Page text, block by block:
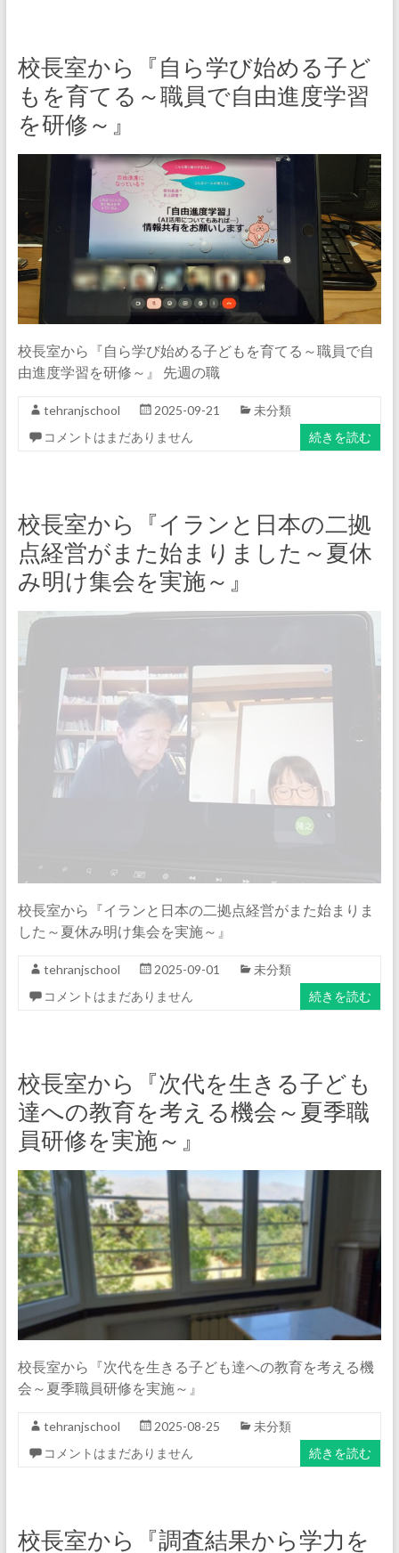
校長室から『自ら学び始める子ど
もを育てる～職員で自由進度学習
を研修～』
校長室から『自ら学び始める子どもを育てる～職員で自
由進度学習を研修～』 先週の職
tehranjschool 2025-09-21
未分類
コメントはまだありません
続きを読む
校長室から『イランと日本の二拠
点経営がまた始まりました～夏休
み明け集会を実施～』
校長室から『イランと日本の二拠点経営がまた始まりま
した～夏休み明け集会を実施～』
tehranjschool 2025-09-01
未分類
コメントはまだありません
続きを読む
校長室から『次代を生きる子ども
達への教育を考える機会～夏季職
員研修を実施～』
校長室から『次代を生きる子ども達への教育を考える機
会～夏季職員研修を実施～』
tehranjschool 2025-08-25
未分類
コメントはまだありません
続きを読む
校長室から『調査結果から学力を